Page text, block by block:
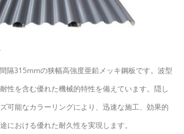
隔315mmの狭幅高強度亜鉛メッキ鋼板です。波型
性を含む優れた機械的特性を備えています。隠し
可能なカラーリングにより、迅速な施工、効果的
における優れた耐久性を実現します。